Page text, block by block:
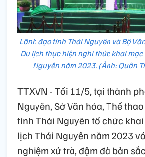
Lãnh đạo tỉnh Thái Nguyên và Bộ
Du lịch thực hiện nghi thức khai
Nguyên năm 2023. (Ảnh: Quân
TTXVN - Tối 11/5, tại thành
Nguyên, Sở Văn hóa, Thể
tỉnh Thái Nguyên tổ chức
lịch Thái Nguyên năm 2023
nghiệm xứ trà, đậm đà bản